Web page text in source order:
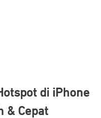
di iPhone
& Cepat